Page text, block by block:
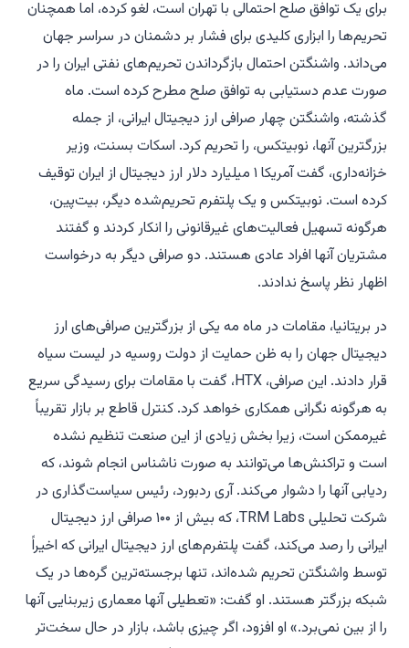
برای یک توافق صلح احتمالی با تهران است، لغو کرده، اما همچنان
تحریم‌ها را ابزاری کلیدی برای فشار بر دشمنان در سراسر جهان
می‌داند. واشنگتن احتمال بازگرداندن تحریم‌های نفتی ایران را در
صورت عدم دستیابی به توافق صلح مطرح کرده است. ماه
گذشته، واشنگتن چهار صرافی ارز دیجیتال ایرانی، از جمله
بزرگترین آنها، نوبیتکس، را تحریم کرد. اسکات بسنت، وزیر
خزانه‌داری، گفت آمریکا ۱ میلیارد دلار ارز دیجیتال از ایران توقیف
کرده است. نوبیتکس و یک پلتفرم تحریم‌شده دیگر، بیت‌پین،
هرگونه تسهیل فعالیت‌های غیرقانونی را انکار کردند و گفتند
مشتریان آنها افراد عادی هستند. دو صرافی دیگر به درخواست
اظهار نظر پاسخ ندادند.
در بریتانیا، مقامات در ماه مه یکی از بزرگترین صرافی‌های ارز
دیجیتال جهان را به ظن حمایت از دولت روسیه در لیست سیاه
قرار دادند. این صرافی، HTX، گفت با مقامات برای رسیدگی سریع
به هرگونه نگرانی همکاری خواهد کرد. کنترل قاطع بر بازار تقریباً
غیرممکن است، زیرا بخش زیادی از این صنعت تنظیم نشده
است و تراکنش‌ها می‌توانند به صورت ناشناس انجام شوند، که
ردیابی آنها را دشوار می‌کند. آری ردبورد، رئیس سیاست‌گذاری در
شرکت تحلیلی TRM Labs، که بیش از ۱۰۰ صرافی ارز دیجیتال
ایرانی را رصد می‌کند، گفت پلتفرم‌های ارز دیجیتال ایرانی که اخیراً
توسط واشنگتن تحریم شده‌اند، تنها برجسته‌ترین گره‌ها در یک
شبکه بزرگتر هستند. او گفت: «تعطیلی آنها معماری زیربنایی آنها
را از بین نمی‌برد.» او افزود، اگر چیزی باشد، بازار در حال سخت‌تر